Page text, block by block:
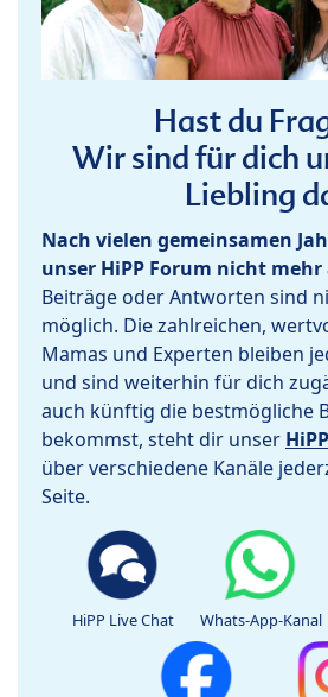
Hast du
Wir sind für dich
Liebling
Nach vielen gemeinsamen
unser HiPP Forum nicht
Beiträge oder Antworten sind
möglich. Die zahlreichen,
Mamas und Experten bleiben
und sind weiterhin für dich
auch künftig die bestmögliche
bekommst, steht dir unser
über verschiedene Kanäle
Seite.
HiPP Live Chat Whats-App-Kanal